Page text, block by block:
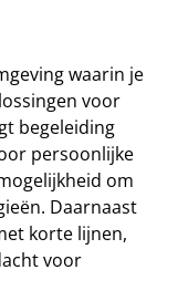
waarin je
voor
begeleiding
persoonlijke
om
Daarnaast
korte lijnen,
voor